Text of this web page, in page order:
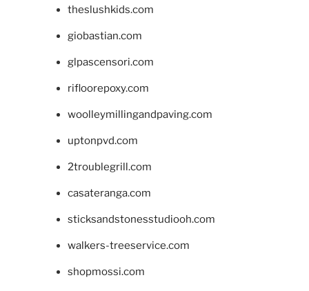
theslushkids.com
giobastian.com
glpascensori.com
rifloorepoxy.com
woolleymillingandpaving.com
uptonpvd.com
2troublegrill.com
casateranga.com
sticksandstonesstudiooh.com
walkers-treeservice.com
shopmossi.com